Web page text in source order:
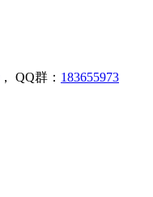
， QQ群： 183655973